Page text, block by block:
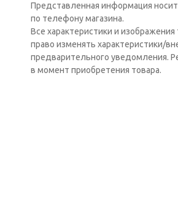
Представленная информация
по телефону магазина.
Все характеристики и
право изменять характеристики/
предварительного уведомления.
в момент приобретения товара.